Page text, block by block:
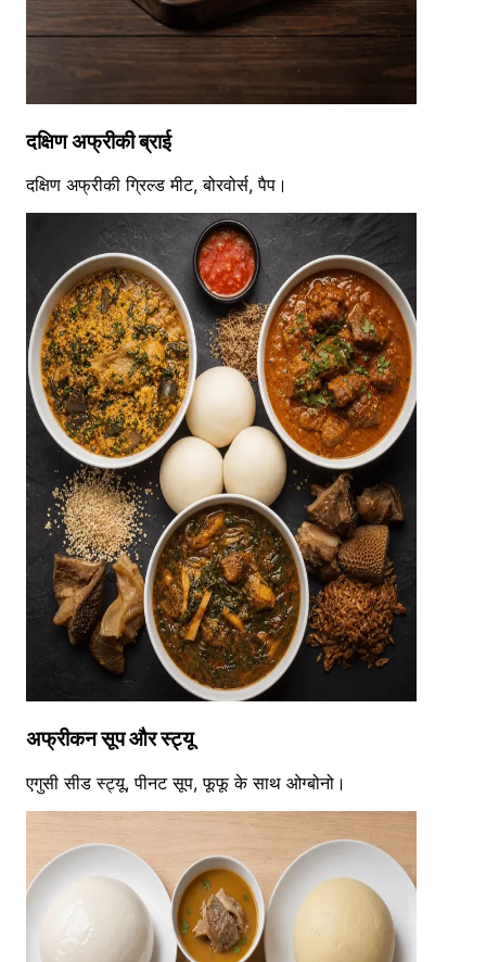
दक्षिण अफ्रीकी ब्राई
दक्षिण अफ्रीकी ग्रिल्ड मीट, बोरवोर्स, पैप।
अफ्रीकन सूप और स्ट्यू
एगुसी सीड स्ट्यू, पीनट सूप, फूफू के साथ ओग्बोनो।